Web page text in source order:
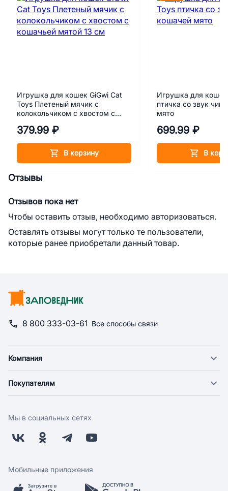
Игрушка для кошек GiGwi Cat
Toys Плетеный мячик с
колокольчиком с хвостом с
379.99 ₽
В корзину
Игрушка для кошек
птичка со звук
мято
699.99 ₽
В
Отзывы
Отзывов пока нет
Чтобы оставить отзыв, необходимо авторизоваться.
Оставлять отзывы могут только те пользователи,
которые ранее приобретали данный товар.
8 800 333-03-61 Все способы связи
Компания
Новости
Поставщикам
Заводчикам
Обратная связь
Покупателям
Оплата
Бонусная программа
Скидки и акции
Мы в социальных сетях
Мобильные приложения